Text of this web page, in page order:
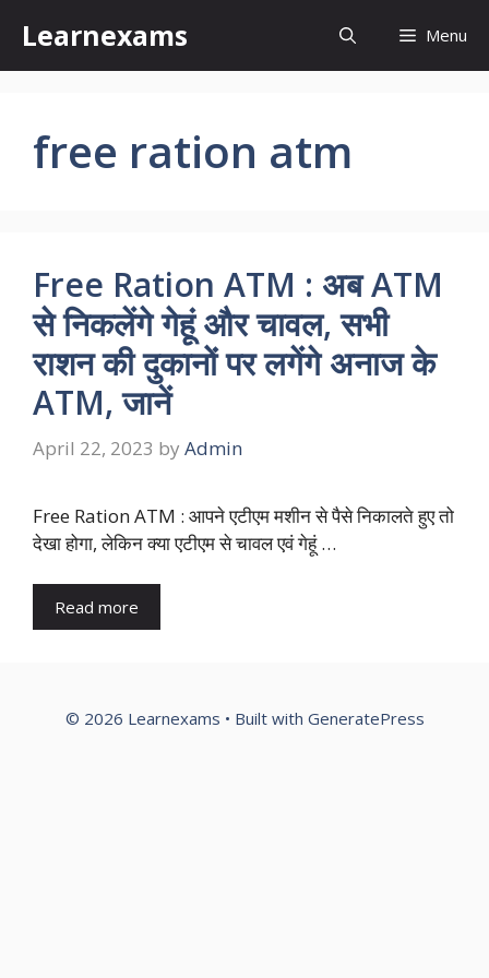
content
Learnexams Menu
free ration atm
Free Ration ATM : अब ATM
से निकलेंगे गेहूं और चावल, सभी
राशन की दुकानों पर लगेंगे अनाज के
ATM, जानें
April 22, 2023 by Admin
Free Ration ATM : आपने एटीएम मशीन से पैसे निकालते हुए तो
देखा होगा, लेकिन क्या एटीएम से चावल एवं गेहूं …
Read more
© 2026 Learnexams • Built with GeneratePress